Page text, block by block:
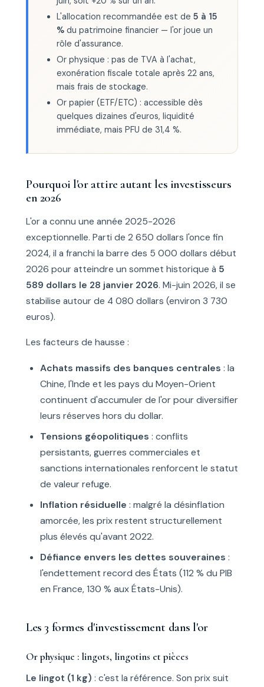
L'allocation recommandée est de 5 à 15
% du patrimoine financier — l'or joue un
rôle d'assurance.
Or physique : pas de TVA à l'achat,
exonération fiscale totale après 22 ans,
mais frais de stockage.
Or papier (ETF/ETC) : accessible dès
quelques dizaines d'euros, liquidité
immédiate, mais PFU de 31,4 %.
Pourquoi l'or attire autant les investisseurs
en 2026
L'or a connu une année 2025-2026
exceptionnelle. Parti de 2 650 dollars l'once fin
2024, il a franchi la barre des 5 000 dollars début
2026 pour atteindre un sommet historique à 5
589 dollars le 28 janvier 2026. Mi-juin 2026, il se
stabilise autour de 4 080 dollars (environ 3 730
euros).
Les facteurs de hausse :
Achats massifs des banques centrales : la
Chine, l'Inde et les pays du Moyen-Orient
continuent d'accumuler de l'or pour diversifier
leurs réserves hors du dollar.
Tensions géopolitiques : conflits
persistants, guerres commerciales et
sanctions internationales renforcent le statut
de valeur refuge.
Inflation résiduelle : malgré la désinflation
amorcée, les prix restent structurellement
plus élevés qu'avant 2022.
Défiance envers les dettes souveraines :
l'endettement record des États (112 % du PIB
en France, 130 % aux États-Unis).
Les 3 formes d'investissement dans l'or
Or physique : lingots, lingotins et pièces
Le lingot (1 kg) : c'est la référence. Son prix suit